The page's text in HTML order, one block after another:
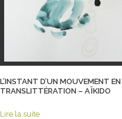
L’INSTANT D’UN MOUVEMENT EN
TRANSLITTÉRATION – AÏKIDO
Lire la suite